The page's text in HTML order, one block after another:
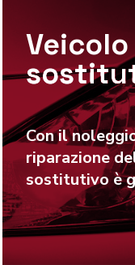
Veicolo
Con il
riparazione
sostitutivoè